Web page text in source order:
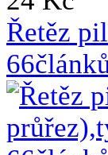
Řetěz